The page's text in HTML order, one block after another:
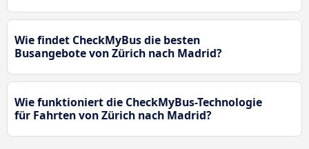
Wie findet CheckMyBus die besten
Busangebote von Zürich nach Madrid?
Wie funktioniert die CheckMyBus-Technologie
für Fahrten von Zürich nach Madrid?